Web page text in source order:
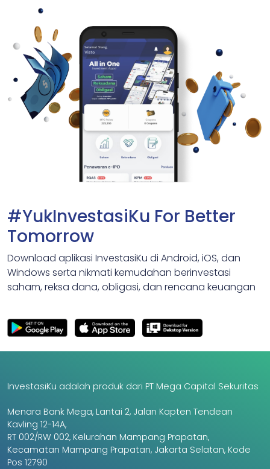
#YukInvestasiKu For Better
Tomorrow
Download aplikasi InvestasiKu di Android, iOS, dan
Windows serta nikmati kemudahan berinvestasi
saham, reksa dana, obligasi, dan rencana keuangan
InvestasiKu adalah produk dari PT Mega Capital Sekuritas
Menara Bank Mega, Lantai 2, Jalan Kapten Tendean
Kavling 12-14A,
RT 002/RW 002, Kelurahan Mampang Prapatan,
Kecamatan Mampang Prapatan, Jakarta Selatan, Kode
Pos 12790